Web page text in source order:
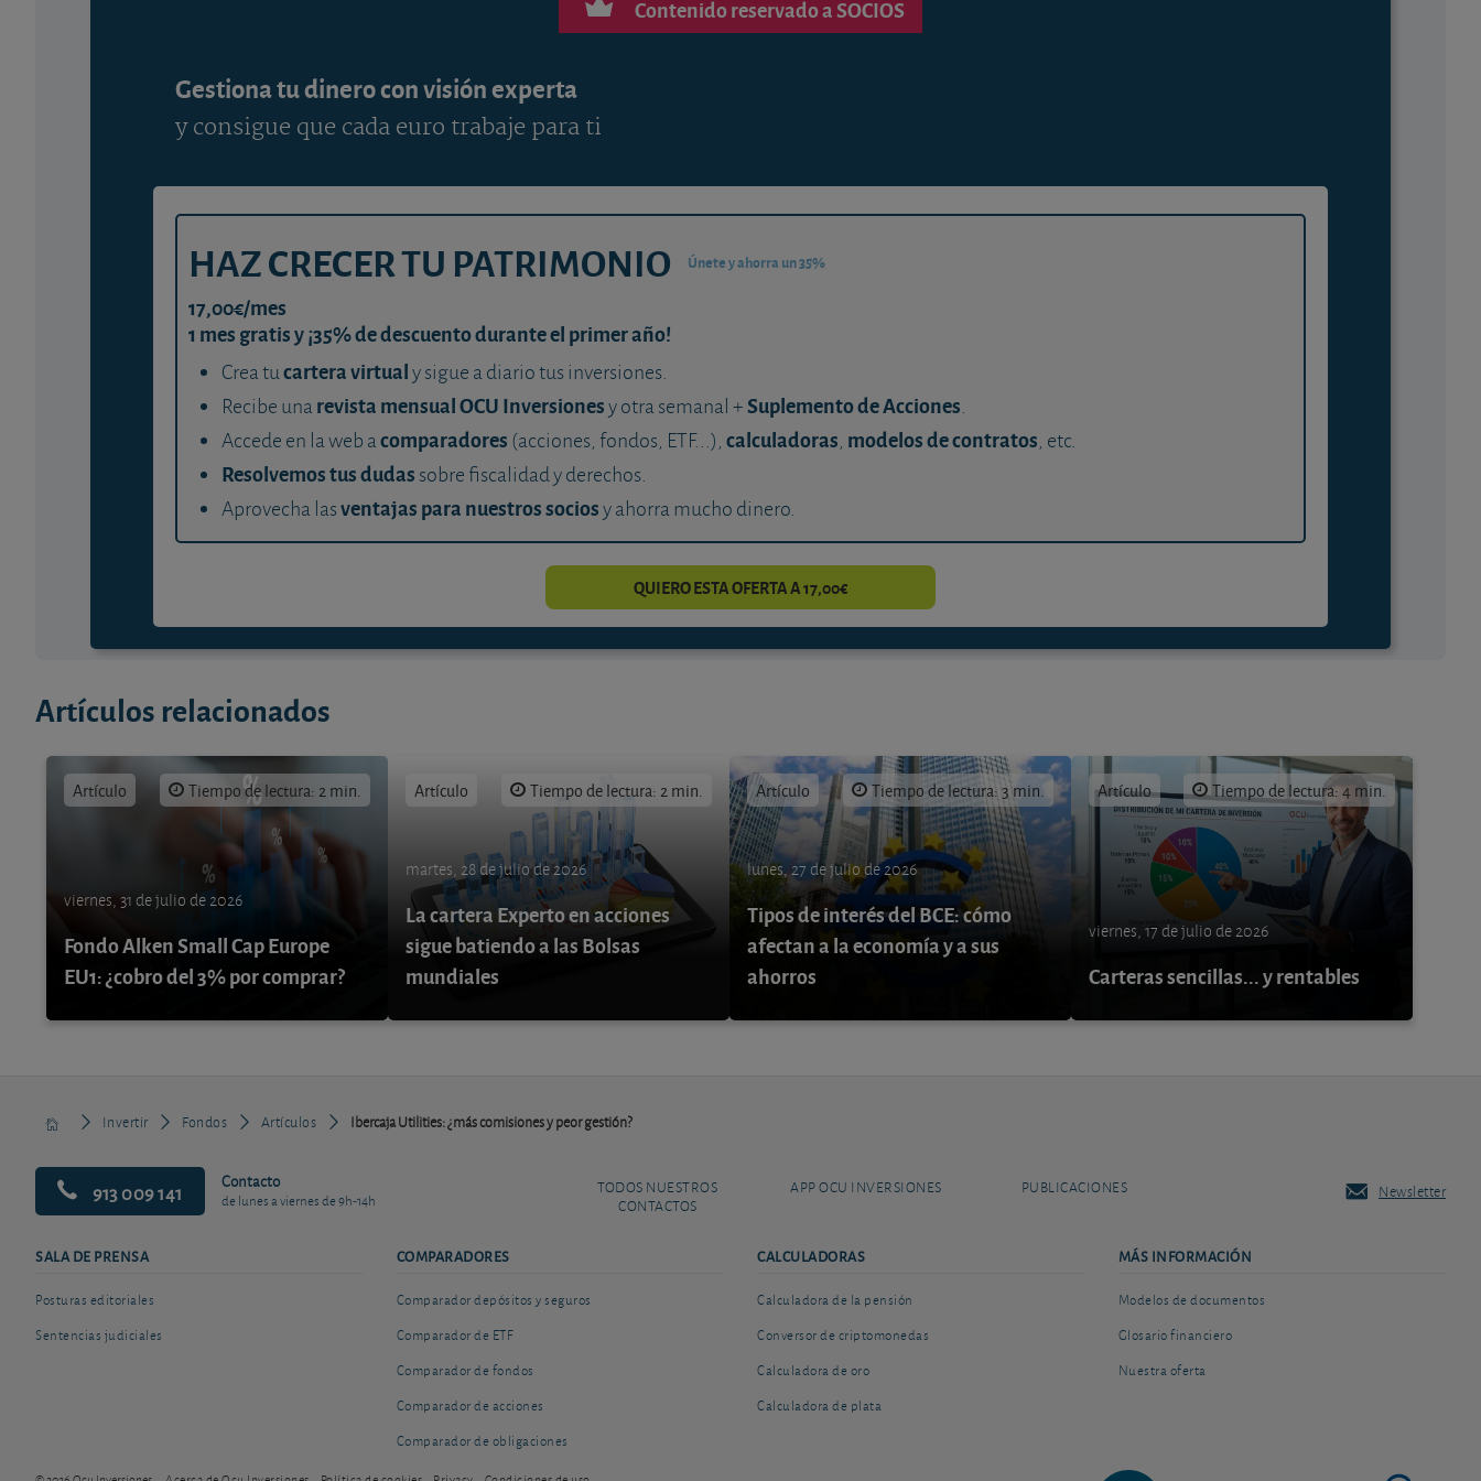
Contenido reservado a SOCIOS
Gestiona tu dinero con visión experta
y consigue que cada euro trabaje para ti
HAZ CRECER TU PATRIMONIO Únete y ahorra un 35%
17,00€/mes
1 mes gratis y ¡35% de descuento durante el primer año!
Crea tucartera virtualy sigue a diario tus inversiones.
Recibe unarevista mensual OCU Inversionesy otra semanal +Suplemento de Acciones.
Accede en la web acomparadores (acciones, fondos, ETF...), calculadoras, modelos de contratos, etc.
Resolvemos tus dudas sobre fiscalidad y derechos.
Aprovecha lasventajas para nuestros sociosy ahorra mucho dinero.
QUIERO ESTA OFERTA A 17,00€
Artículos relacionados
Artículo Tiempo de lectura: 2 min.
viernes, 31 de julio de 2026
Fondo Alken Small Cap Europe
EU1: ¿cobro del 3% por comprar?
Artículo Tiempo de lectura: 2 min.
martes, 28 de julio de 2026
La cartera Experto en acciones
sigue batiendo a las Bolsas
mundiales
Artículo Tiempo de lectura: 3 min.
lunes, 27 de julio de 2026
Tipos de interés del BCE: cómo
afectan a la economía y a sus
ahorros
Artículo Tiempo de lectura: 4 min.
viernes, 17 de julio de 2026
Carteras sencillas... y rentables
Invertir Fondos Artículos Ibercaja Utilities: ¿más comisiones y peor gestión?
913 009 141 Contacto
de lunes a viernes de 9h-14h
TODOS NUESTROS
CONTACTOS
APP OCU INVERSIONES PUBLICACIONES Newsletter
SALA DE PRENSA
Posturas editoriales
Sentencias judiciales
COMPARADORES
Comparador depósitos y seguros
Comparador de ETF
Comparador de fondos
Comparador de acciones
Comparador de obligaciones
CALCULADORAS
Calculadora de la pensión
Conversor de criptomonedas
Calculadora de oro
Calculadora de plata
MÁS INFORMACIÓN
Modelos de documentos
Glosario financiero
Nuestra oferta